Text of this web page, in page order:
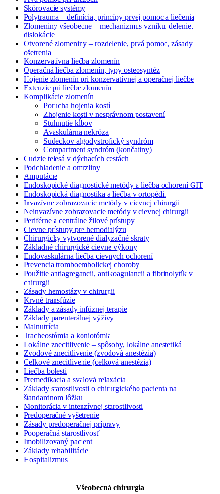
Skórovacie systémy
Polytrauma – definícia, princípy prvej pomoc a liečenia
Zlomeniny všeobecne – mechanizmus vzniku, delenie,
dislokácie
Otvorené zlomeniny – rozdelenie, prvá pomoc, zásady
ošetrenia
Konzervatívna liečba zlomenín
Operačná liečba zlomenín, typy osteosyntéz
Hojenie zlomenín pri konzervatívnej a operačnej liečbe
Extenzie pri liečbe zlomenín
Komplikácie zlomenín
Porucha hojenia kostí
Zhojenie kosti v nesprávnom postavení
Stuhnutie kĺbov
Avaskulárna nekróza
Sudeckov algodystrofický syndróm
Compartment syndróm (končatiny)
Cudzie telesá v dýchacích cestách
Podchladenie a omrzliny
Amputácie
Endoskopické diagnostické metódy a liečba ochorení GIT
Endoskopická diagnostika a liečba v ortopédii
Invazívne zobrazovacie metódy v cievnej chirurgii
Neinvazívne zobrazovacie metódy v cievnej chirurgii
Periférne a centrálne žilové prístupy
Cievne prístupy pre hemodialýzu
Chirurgicky vytvorené dialyzačné skraty
Základné chirurgické cievne výkony
Endovaskulárna liečba cievnych ochorení
Prevencia tromboembolickej choroby
Použitie antiagregancii, antikoagulancii a fibrinolytík v
chirurgii
Zásady hemostázy v chirurgii
Krvné transfúzie
Základy a zásady infúznej terapie
Základy parenterálnej výživy
Malnutrícia
Tracheostómia a koniotómia
Lokálne znecitlivenie – spôsoby, lokálne anestetiká
Zvodové znecitlivenie (zvodová anestézia)
Celkové znecitlivenie (celková anestézia)
Liečba bolesti
Premedikácia a svalová relaxácia
Základy starostlivosti o chirurgického pacienta na
štandardnom lôžku
Monitorácia v intenzívnej starostlivosti
Predoperačné vyšetrenie
Zásady predoperačnej prípravy
Pooperačná starostlivosť
Imobilizovaný pacient
Základy rehabilitácie
Hospitalizmus
Všeobecná chirurgia